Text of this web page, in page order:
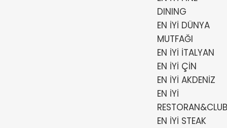
DINING
EN İYİ DÜNYA
MUTFAĞI
EN İYİ İTALYAN
EN İYİ ÇİN
EN İYİ AKDENİZ
EN İYİ
RESTORAN&CLUB
EN İYİ STEAK